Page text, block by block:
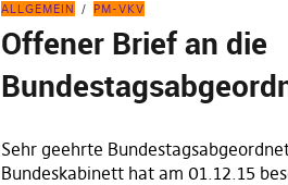
ALLGEMEIN PM-VKV
Offener Brief an die
Sehr geehrte
Bundeskabinett hat am 01.12.15